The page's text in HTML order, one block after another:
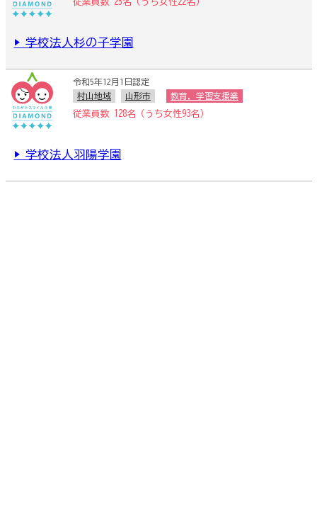
▶ 学校法人杉の子学園
令和5年12月1日認定
村山地域
山形市 教育，学習支援業
従業員数 128名（うち女性93名）
▶ 学校法人羽陽学園